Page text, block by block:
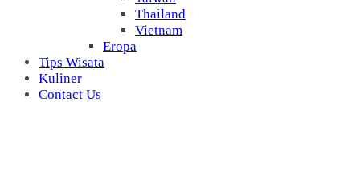
Thailand
Vietnam
Eropa
Tips Wisata
Kuliner
Contact Us